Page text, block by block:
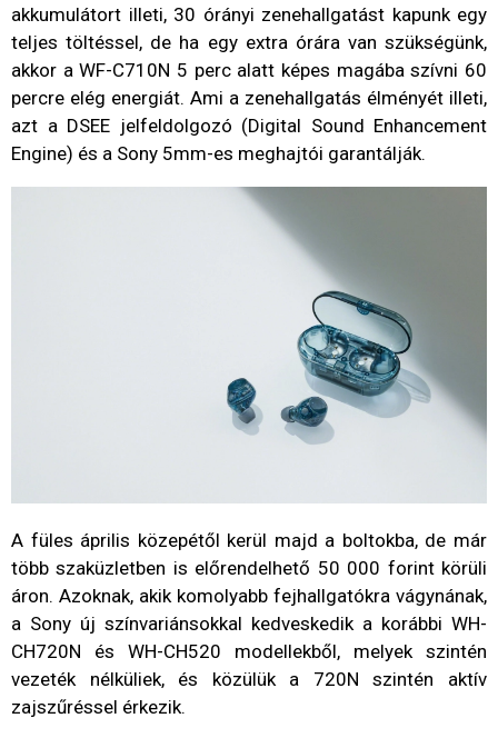
akkumulátort illeti, 30 órányi zenehallgatást kapunk egy
teljes töltéssel, de ha egy extra órára van szükségünk,
akkor a WF-C710N 5 perc alatt képes magába szívni 60
percre elég energiát. Ami a zenehallgatás élményét illeti,
azt a DSEE jelfeldolgozó (Digital Sound Enhancement
Engine) és a Sony 5mm-es meghajtói garantálják.
A füles április közepétől kerül majd a boltokba, de már
több szaküzletben is előrendelhető 50 000 forint körüli
áron. Azoknak, akik komolyabb fejhallgatókra vágynának,
a Sony új színvariánsokkal kedveskedik a korábbi WH-
CH720N és WH-CH520 modellekből, melyek szintén
vezeték nélküliek, és közülük a 720N szintén aktív
zajszűréssel érkezik.